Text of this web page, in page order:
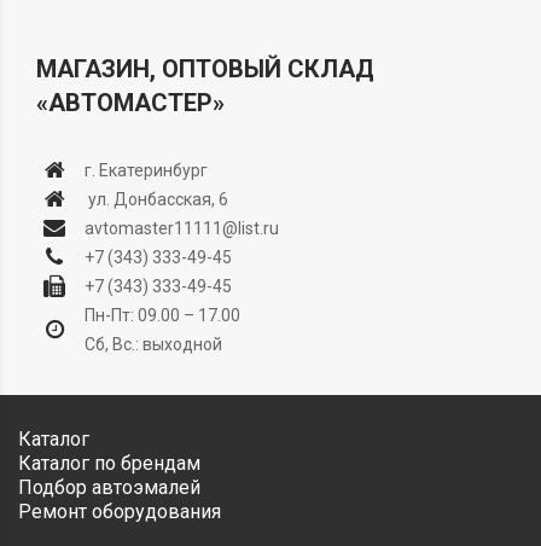
МАГАЗИН, ОПТОВЫЙ СКЛАД
«АВТОМАСТЕР»
г. Екатеринбург
ул. Донбасская, 6
avtomaster11111@list.ru
+7 (343) 333-49-45
+7 (343) 333-49-45
Пн-Пт: 09.00 – 17.00
Сб, Вс.: выходной
Каталог
Каталог по брендам
Подбор автоэмалей
Ремонт оборудования